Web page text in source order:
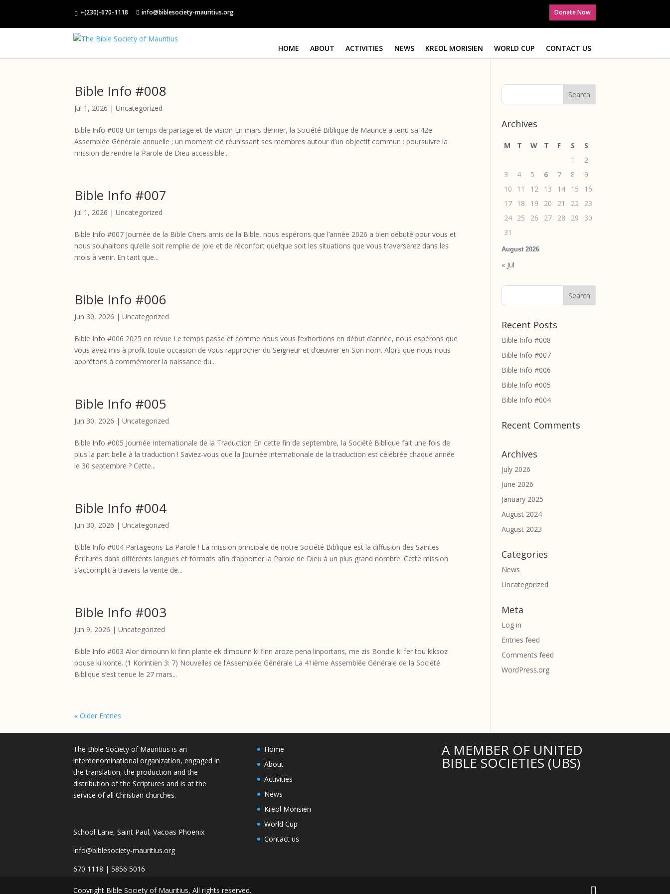
+(230)-670-1118 info@biblesociety-mauritius.org Donate Now
HOME ABOUT ACTIVITIES NEWS KREOL MORISIEN WORLD CUP CONTACT US
Bible Info #008
Jul 1, 2026 |Uncategorized
Bible Info #008 Un temps de partage et de vision En mars dernier, la Société Biblique de Maurice a tenu sa 42e
Assemblée Générale annuelle ; un moment clé réunissant ses membres autour d’un objectif commun : poursuivre la
mission de rendre la Parole de Dieu accessible...
Bible Info #007
Jul 1, 2026 |Uncategorized
Bible Info #007 Journée de la Bible Chers amis de la Bible, nous espérons que l’année 2026 a bien débuté pour vous et
nous souhaitons qu’elle soit remplie de joie et de réconfort quelque soit les situations que vous traverserez dans les
mois à venir. En tant que...
Bible Info #006
Jun 30, 2026 |Uncategorized
Bible Info #006 2025 en revue Le temps passe et comme nous vous l’exhortions en début d’année, nous espérons que
vous avez mis à profit toute occasion de vous rapprocher du Seigneur et d’œuvrer en Son nom. Alors que nous nous
apprêtons à commémorer la naissance du...
Bible Info #005
Jun 30, 2026 |Uncategorized
Bible Info #005 Journée Internationale de la Traduction En cette fin de septembre, la Société Biblique fait une fois de
plus la part belle à la traduction ! Saviez-vous que la Journée internationale de la traduction est célébrée chaque année
le 30 septembre ? Cette...
Bible Info #004
Jun 30, 2026 |Uncategorized
Bible Info #004 Partageons La Parole ! La mission principale de notre Société Biblique est la diffusion des Saintes
Écritures dans différents langues et formats afin d’apporter la Parole de Dieu à un plus grand nombre. Cette mission
s’accomplit à travers la vente de...
Bible Info #003
Jun 9, 2026 |Uncategorized
Bible Info #003 Alor dimounn ki finn plante ek dimounn ki finn aroze pena linportans, me zis Bondie ki fer tou kiksoz
pouse ki konte. (1 Korintien 3: 7) Nouvelles de l’Assemblée Générale La 41ième Assemblée Générale de la Société
Biblique s’est tenue le 27 mars...
« Older Entries
Archives
August 2026
M T W T F S
S
1
2
3
4 5 6 7 8
9
10
11 12 13 14 15
16
17 18 19 20 21 22
23
24 25 26 27 28 29
30
31
« Jul
Recent Posts
Bible Info #008
Bible Info #007
Bible Info #006
Bible Info #005
Bible Info #004
Recent Comments
Archives
July 2026
June 2026
January 2025
August 2024
August 2023
Categories
News
Uncategorized
Meta
Log in
Entries feed
Comments feed
WordPress.org
The Bible Society of Mauritius is an
interdenominational organization, engaged in
the translation, the production and the
distribution of the Scriptures and is at the
service of all Christian churches.
School Lane, Saint Paul, Vacoas Phoenix
info@biblesociety-mauritius.org
670 1118 | 5856 5016
Home
About
Activities
News
Kreol Morisien
World Cup
Contact us
A MEMBER OF UNITED
BIBLE SOCIETIES (UBS)
Copyright Bible Society of Mauritius, All rights reserved.